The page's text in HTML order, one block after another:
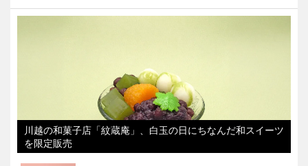
川越の和菓子店「紋蔵庵」、白玉の日にちなんだ和スイーツ
を限定販売